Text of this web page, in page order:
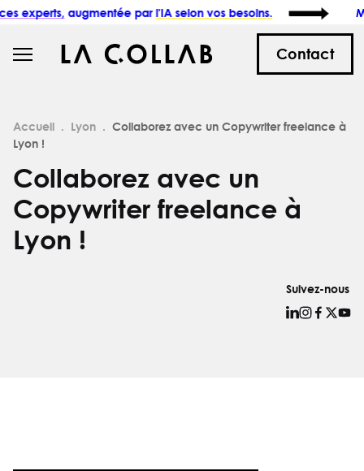
augmentée parl'IA selon vos besoins.
Contact
Accueil Lyon
Collaborez avec un Copywriter freelance à
Lyon !
Collaborez avec un
Copywriter freelance à
Lyon !
Suivez-nous